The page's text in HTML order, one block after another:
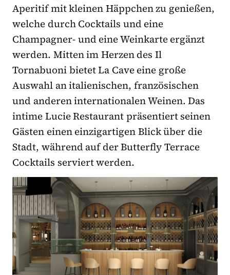
Aperitif mit kleinen Häppchen zu genießen,
welche durch Cocktails und eine
Champagner- und eine Weinkarte ergänzt
werden. Mitten im Herzen des Il
Tornabuoni bietet La Cave eine große
Auswahl an italienischen, französischen
und anderen internationalen Weinen. Das
intime Lucie Restaurant präsentiert seinen
Gästen einen einzigartigen Blick über die
Stadt, während auf der Butterfly Terrace
Cocktails serviert werden.